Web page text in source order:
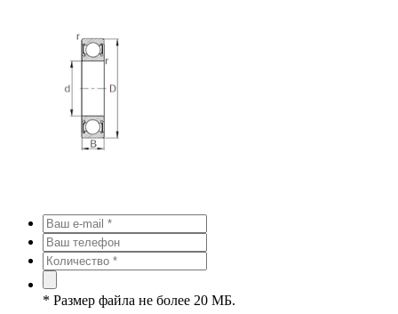
* Размер файла не более 20 МБ.